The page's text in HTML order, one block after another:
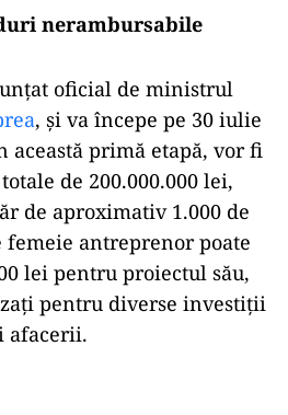
nerambursabile
oficial de ministrul
, și va începe pe 30 iulie
această primă etapă, vor fi
de 200.000.000 lei,
de aproximativ 1.000 de
antreprenor poate
lei pentru proiectul său,
pentru diverse investiții
afacerii.